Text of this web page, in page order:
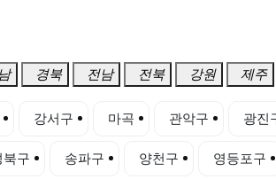
경북 전남 전북 강원 제주
강서구 마곡 관악구 광진
북구 송파구 양천구 영등포구